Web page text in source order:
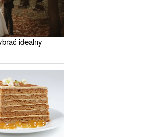
idealny